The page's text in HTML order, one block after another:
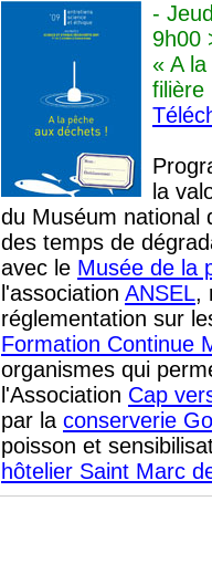
-
9h00
« A
filière
la
du Muséum national
des temps de
avec le Musée de la
l'association ANSEL,
réglementation sur
Formation Continue
organismes qui
l'Association Cap
par la conserverie
poisson et
hôtelier Saint Marc